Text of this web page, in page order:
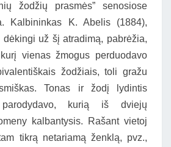
žodžių prasmės” senosiose
Kalbininkas K. Abelis (1884),
dėkingi už šį atradimą, pabrėžia,
vienas žmogus perduodavo
žodžiais, toli gražu
Tonas ir žodį lydintis
kurią iš dviejų
kalbantysis. Rašant vietoj
tikrą netariamą ženklą, pvz.,